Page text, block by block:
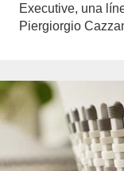
Executive, una
Piergiorgio